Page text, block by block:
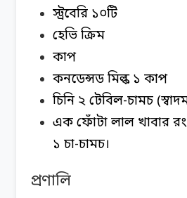
স্ট্রবেরি ১০টি
হেভি ক্রিম
কাপ
কনডেন্সড মিল্ক ১ কাপ
চিনি ২ টেবিল-চামচ
এক ফোঁটা লাল খাবার
১ চা-চামচ।
প্রণালি